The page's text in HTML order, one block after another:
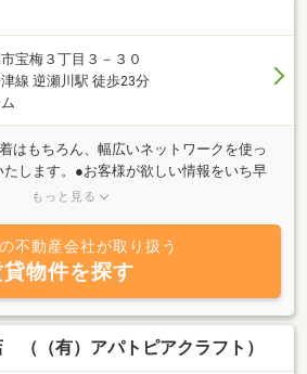
宝梅３丁目３－３０
線 逆瀬川駅 徒歩23分
はもちろん、幅広いネットワークを使っ
します。●お客様が欲しい情報をいち早
豊富なサポートシステムを取り入れていま
●「売ったら終わり」ではなくアフターフ
将来的な買い替えにも対応いたします。●
ある金融機関の中から、お客様にピッタリ
す。お客様に寄り添った接客をモットー
ご提案します。不動産全般、お困りごと
ださい！！
もっと見る
不動産会社が取り扱う
物件を探す
（有）アパトピアクラフト）